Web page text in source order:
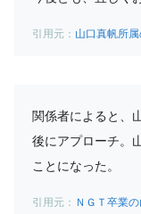
山口真帆所
関係者によると、
後にアプローチ。
ことになった。
ＮＧＴ卒業の山